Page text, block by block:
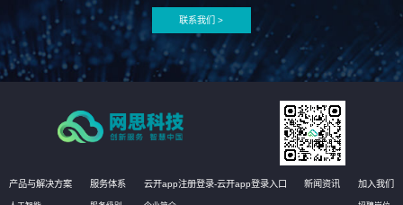
联系我们 >
产品与解决方案 服务体系 云开app注册登录-云开app登录入口 新闻资讯 加入我们